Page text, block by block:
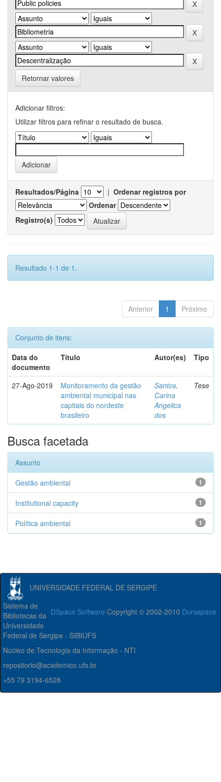
Retornar valores
Adicionar filtros:
Utilizar filtros para refinar o resultado de busca.
Resultados/Página | Ordenar registros por
Ordenar
Registro(s)
Resultado 1-1 de 1.
Anterior 1 Próximo
Conjunto de itens:
Data do
documento
Título Autor(es) Tipo
27-Ago-2019
Monitoramento da gestão
ambiental municipal nas
capitais do nordeste
brasileiro
Santos,
Carina
Angelica
dos
Tese
Busca facetada
Assunto
1
Gestão ambiental
1
Institutional capacity
1
Política ambiental
UNIVERSIDADE FEDERAL DE SERGIPE
DSpace Software Copyright © 2002-2010 Duraspace
Sistema de
Bibliotecas da
Universidade
Federal de Sergipe - SIBIUFS
Núcleo de Tecnologia da Informação - NTI
repositorio@academico.ufs.br
+55 79 3194-6528